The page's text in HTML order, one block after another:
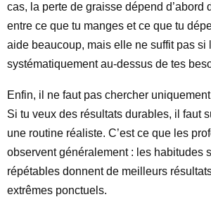
cas, la perte de graisse dépend d’abord
entre ce que tu manges et ce que tu
aide beaucoup, mais elle ne suffit pas si
systématiquement au-dessus de tes
Enfin, il ne faut pas chercher
Si tu veux des résultats durables, il faut
une routine réaliste. C’est ce que les
observent généralement : les habitudes
répétables donnent de meilleurs
extrêmes ponctuels.